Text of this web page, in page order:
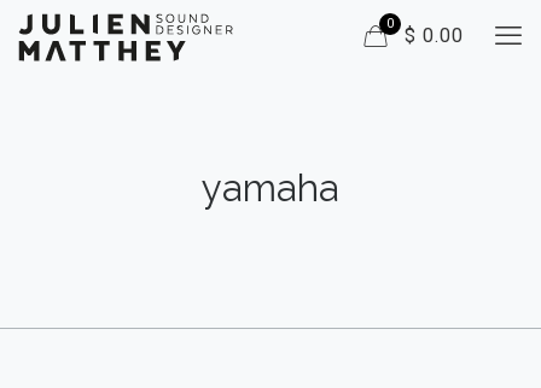
0
$ 0.00
yamaha